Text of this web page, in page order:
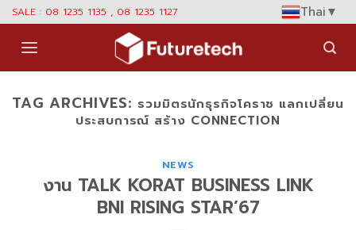
Skip
content
SALE : 08 1235 1135 , 08 1235 1127 Thai▼
TAG ARCHIVES: รวมมิตรนักธุรกิจโคราช แลกเปลี่ยน
ประสบการณ์ สร้าง CONNECTION
NEWS
งาน TALK KORAT BUSINESS LINK
BNI RISING STAR’67